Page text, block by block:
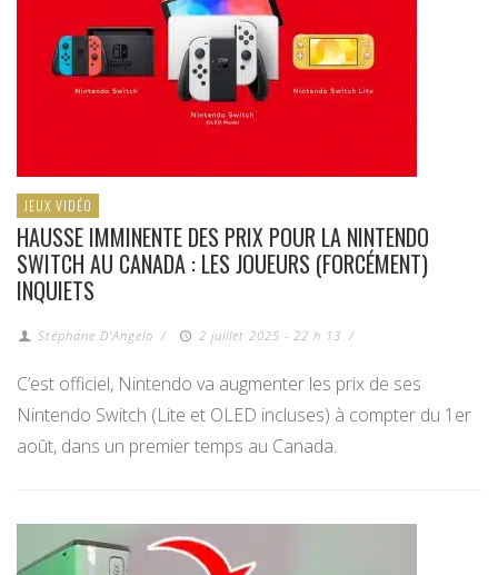
JEUX VIDÉO
HAUSSE IMMINENTE DES PRIX POUR LA NINTENDO
SWITCH AU CANADA : LES JOUEURS (FORCÉMENT)
INQUIETS
Stéphane D'Angelo / 2 juillet 2025 - 22 h 13 /
C’est officiel, Nintendo va augmenter les prix de ses
Nintendo Switch (Lite et OLED incluses) à compter du 1er
août, dans un premier temps au Canada.